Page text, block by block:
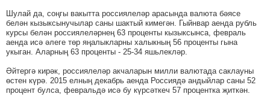
Шулай да, соңгы вакытта россиялеләр арасында валюта бәясе
белән кызыксынучылар саны шактый кимегән. Гыйнвар аенда рубль
курсы белән россиялеләрнең 63 проценты кызыксынса, февраль
аенда исә әлеге төр яңалыкларны халыкның 56 проценты гына
укыган. Аларның 63 проценты - 25-34 яшьлекләр.
Әйтергә кирәк, россиялеләр акчаларын милли валютада саклауны
өстен күрә. 2015 елның декабрь аенда Россиядә андыйлар саны 52
процент булса, февральдә исә бу күрсәткеч 57 процентка җиткән.